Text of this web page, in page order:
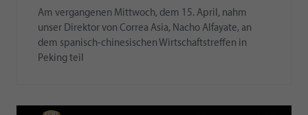
Am vergangenen Mittwoch, dem 15. April, nahm
unser Direktor von Correa Asia, Nacho Alfayate, an
dem spanisch-chinesischen Wirtschaftstreffen in
Peking teil